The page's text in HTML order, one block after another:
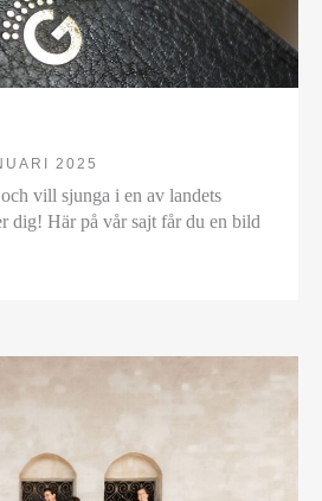
2025
vill sjunga i en av landets
dig! Här på vår sajt får du en bild